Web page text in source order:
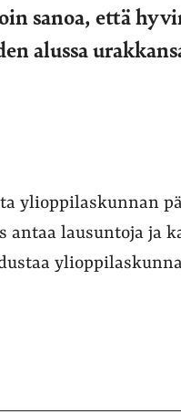
sanoa, että
alussa
ylioppilaskunnan
antaa lausuntoja ja